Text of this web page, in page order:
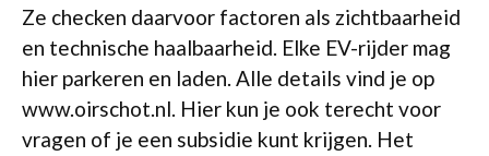
Ze checken daarvoor factoren als zichtbaarheid
en technische haalbaarheid. Elke EV-rijder mag
hier parkeren en laden. Alle details vind je op
www.oirschot.nl. Hier kun je ook terecht voor
vragen of je een subsidie kunt krijgen. Het